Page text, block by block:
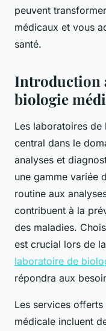
peuvent
médicaux et vous
santé.
Introduction
biologie
Les laboratoires
central dans le
analyses et
une gamme variée
routine aux
contribuent à la
des maladies.
est crucial lors de
laboratoire de
répondra aux
Les services
médicale incluent